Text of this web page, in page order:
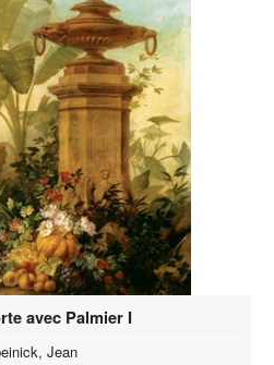
avec Palmier I
Jean